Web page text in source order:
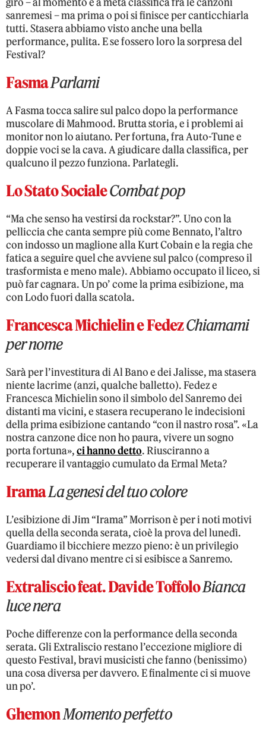
sanremesi – ma prima o poi si finisce per canticchiarla
tutti. Stasera abbiamo visto anche una bella
performance, pulita. E se fossero loro la sorpresa del
Festival?
FasmaParlami
A Fasma tocca salire sul palco dopo la performance
muscolare di Mahmood. Brutta storia, e i problemi ai
monitor non lo aiutano. Per fortuna, fra Auto-Tune e
doppie voci se la cava. A giudicare dalla classifica, per
qualcuno il pezzo funziona. Parlategli.
Lo Stato SocialeCombat pop
“Ma che senso ha vestirsi da rockstar?”. Uno con la
pelliccia che canta sempre più come Bennato, l’altro
con indosso un maglione alla Kurt Cobain e la regia che
fatica a seguire quel che avviene sul palco (compreso il
trasformista e meno male). Abbiamo occupato il liceo, si
può far cagnara. Un po’ come la prima esibizione, ma
con Lodo fuori dalla scatola.
Francesca Michielin e FedezChiamami
per nome
Sarà per l’investitura di Al Bano e dei Jalisse, ma stasera
niente lacrime (anzi, qualche balletto). Fedez e
Francesca Michielin sono il simbolo del Sanremo dei
distanti ma vicini, e stasera recuperano le indecisioni
della prima esibizione cantando “con il nastro rosa”. «La
nostra canzone dice non ho paura, vivere un sogno
porta fortuna»,ci hanno detto. Riusciranno a
recuperare il vantaggio cumulato da Ermal Meta?
IramaLa genesi del tuo colore
L’esibizione di Jim “Irama” Morrison è per i noti motivi
quella della seconda serata, cioè la prova del lunedì.
Guardiamo il bicchiere mezzo pieno: è un privilegio
vedersi dal divano mentre ci si esibisce a Sanremo.
Extraliscio feat. Davide ToffoloBianca
luce nera
Poche differenze con la performance della seconda
serata. Gli Extraliscio restano l’eccezione migliore di
questo Festival, bravi musicisti che fanno (benissimo)
una cosa diversa per davvero. E finalmente ci si muove
un po’.
GhemonMomento perfetto